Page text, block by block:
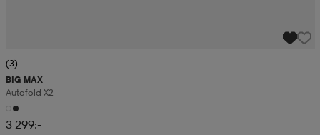
(3)
BIG MAX
Autofold X2
3 299:-